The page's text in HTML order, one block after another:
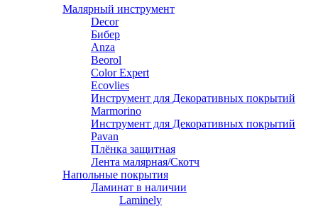
Малярный инструмент
Decor
Бибер
Anza
Beorol
Color Expert
Ecovlies
Инструмент для Декоративных покрытий
Marmorino
Инструмент для Декоративных покрытий
Pavan
Плёнка защитная
Лента малярная/Скотч
Напольные покрытия
Ламинат в наличии
Laminely